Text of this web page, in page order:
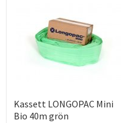
Kassett LONGOPAC Mini
Bio 40m grön